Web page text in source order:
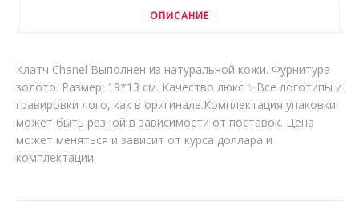
ОПИСАНИЕ
Клатч Chanel Выполнен из натуральной кожи. Фурнитура
золото. Размер: 19*13 см. Качество люкс ✨Все логотипы и
гравировки лого, как в оригинале.Комплектация упаковки
может быть разной в зависимости от поставок. Цена
может меняться и зависит от курса доллара и
комплектации.